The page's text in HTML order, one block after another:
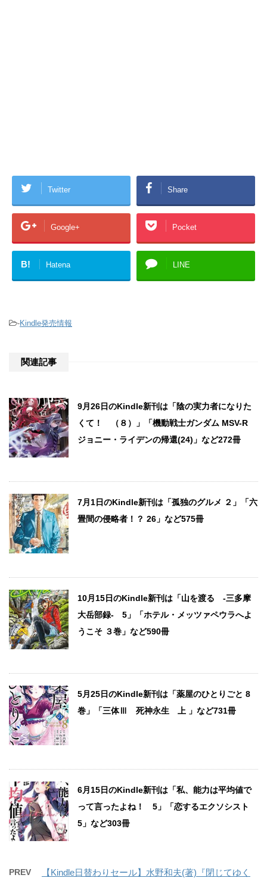
Twitter Share
Google+ Pocket
B! Hatena LINE
-Kindle発売情報
関連記事
9月26日のKindle新刊は「陰の実力者になりた
くて！ （８）」「機動戦士ガンダム MSV-R
ジョニー・ライデンの帰還(24)」など272冊
7月1日のKindle新刊は「孤独のグルメ ２」「六
畳間の侵略者！？ 26」など575冊
10月15日のKindle新刊は「山を渡る -三多摩
大岳部録- 5」「ホテル・メッツァペウラへよ
うこそ ３巻」など590冊
5月25日のKindle新刊は「薬屋のひとりごと 8
巻」「三体Ⅲ 死神永生 上 」など731冊
6月15日のKindle新刊は「私、能力は平均値で
って言ったよね！ 5」「恋するエクソシスト
5」など303冊
PREV
【Kindle日替わりセール】水野和夫(著)『閉じてゆく